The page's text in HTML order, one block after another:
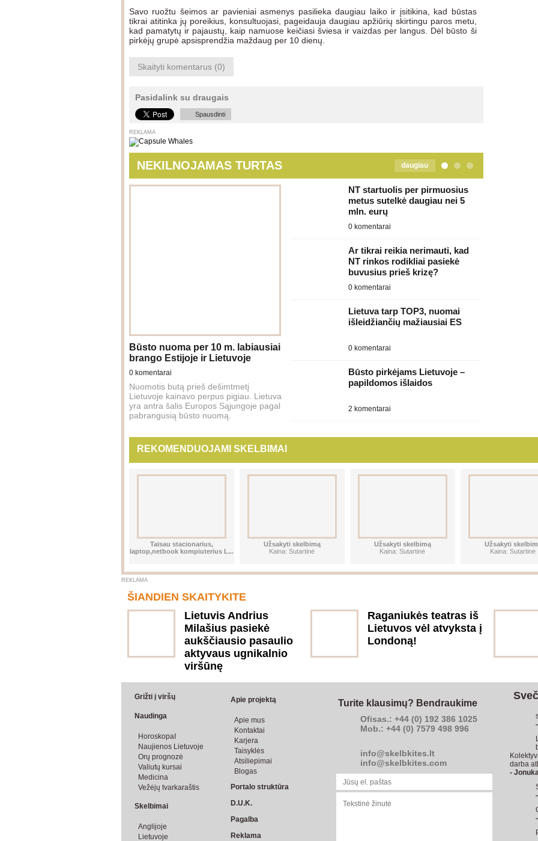
Savo ruožtu šeimos ar pavieniai asmenys pasilieka daugiau laiko ir įsitikina, kad būstas
tikrai atitinka jų poreikius, konsultuojasi, pageidauja daugiau apžiūrių skirtingu paros metu,
kad pamatytų ir pajaustų, kaip namuose keičiasi šviesa ir vaizdas per langus. Dėl būsto ši
pirkėjų grupė apsisprendžia maždaug per 10 dienų.
Skaityti komentarus (0)
Pasidalink su draugais
Spausdinti
REKLAMA
NEKILNOJAMAS TURTAS daugiau
Būsto nuoma per 10 m. labiausiai
brango Estijoje ir Lietuvoje
0 komentarai
Nuomotis butą prieš dešimtmetį
Lietuvoje kainavo perpus pigiau. Lietuva
yra antra šalis Europos Sąjungoje pagal
pabrangusią būsto nuomą.
NT startuolis per pirmuosius
metus sutelkė daugiau nei 5
mln. eurų
0 komentarai
Ar tikrai reikia nerimauti, kad
NT rinkos rodikliai pasiekė
buvusius prieš krizę?
0 komentarai
Lietuva tarp TOP3, nuomai
išleidžiančių mažiausiai ES
0 komentarai
Būsto pirkėjams Lietuvoje –
papildomos išlaidos
2 komentarai
REKOMENDUOJAMI SKELBIMAI
Taisau stacionarius,
laptop,netbook kompiuterius L...
Užsakyti skelbimą
Kaina: Sutartinė
Užsakyti skelbimą
Kaina: Sutartinė
Užsakyti
Kaina: Sutartinė
REKLAMA
ŠIANDIEN SKAITYKITE
Lietuvis Andrius
Milašius pasiekė
aukščiausio pasaulio
aktyvaus ugnikalnio
viršūnę
Raganiukės teatras iš
Lietuvos vėl atvyksta į
Londoną!
Grižti į viršų
Naudinga
HoroskopaI
Naujienos Lietuvoje
Orų prognozė
Valiutų kursai
Medicina
Vežėjų tvarkaraštis
Skelbimai
Anglijoje
Lietuvoje
Apie projektą
Apie mus
Kontaktai
Karjera
Taisyklės
Atsiliepimai
Blogas
Portalo struktūra
D.U.K.
Pagalba
Reklama
Turite klausimų? Bendraukime
Ofisas.: +44 (0) 192 386 1025
Mob.: +44 (0) 7579 498 996
info@skelbkites.lt
info@skelbkites.com
darba
-